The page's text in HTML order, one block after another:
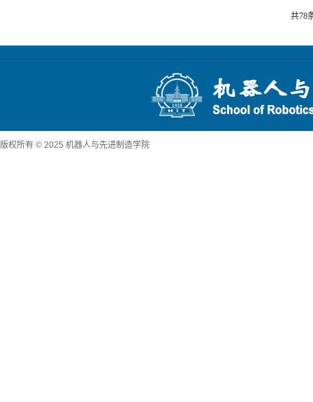
共78
版权所有 © 2025 机器人与先进制造学院